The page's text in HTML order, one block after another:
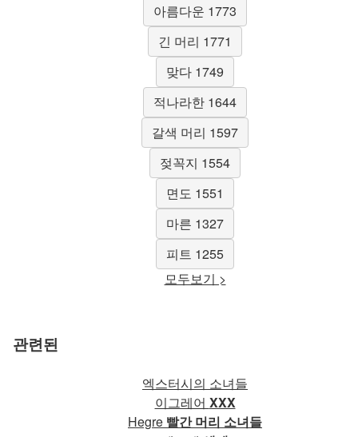
아름다운 1773
긴 머리 1771
맞다 1749
적나라한 1644
갈색 머리 1597
젖꼭지 1554
면도 1551
마른 1327
피트 1255
모두보기 >
관련된
엑스터시의 소녀들
이그레어 XXX
Hegre 빨간 머리 소녀들